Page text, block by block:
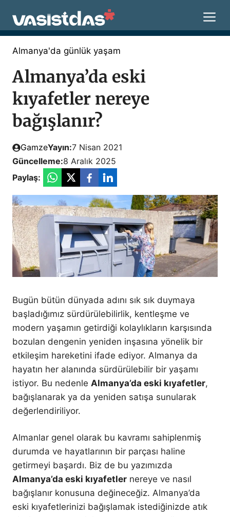
atla
Almanya'da günlük yaşam
Almanya’da eski
kıyafetler nereye
bağışlanır?
GamzeYayın:7 Nisan 2021
Güncelleme:8 Aralık 2025
Paylaş:
Bugün bütün dünyada adını sık sık duymaya
başladığımız sürdürülebilirlik, kentleşme ve
modern yaşamın getirdiği kolaylıkların karşısında
bozulan dengenin yeniden inşasına yönelik bir
etkileşim hareketini ifade ediyor. Almanya da
hayatın her alanında sürdürülebilir bir yaşamı
istiyor. Bu nedenle Almanya’da eski kıyafetler,
bağışlanarak ya da yeniden satışa sunularak
değerlendiriliyor.
Almanlar genel olarak bu kavramı sahiplenmiş
durumda ve hayatlarının bir parçası haline
getirmeyi başardı. Biz de bu yazımızda
Almanya’da eski kıyafetler nereye ve nasıl
bağışlanır konusuna değineceğiz. Almanya’da
eski kıyafetlerinizi bağışlamak istediğinizde atık